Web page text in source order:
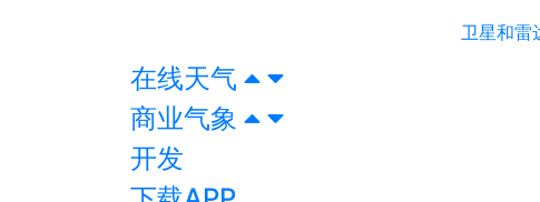
卫星和雷
在线天气
商业气象
开发